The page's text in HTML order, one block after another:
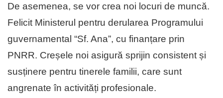
De asemenea, se vor crea noi locuri de muncă.
Felicit Ministerul pentru derularea Programului
guvernamental “Sf. Ana”, cu finanțare prin
PNRR. Creșele noi asigură sprijin consistent și
susținere pentru tinerele familii, care sunt
angrenate în activități profesionale.